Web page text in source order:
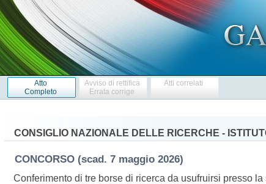
Atto
Completo
Avviso di rettifica
Errata corrige
Atti correlati
CONSIGLIO NAZIONALE DELLE RICERCHE -
CONCORSO (scad. 7 maggio 2026)
Conferimento di tre borse di ricerca da usufruirsi presso